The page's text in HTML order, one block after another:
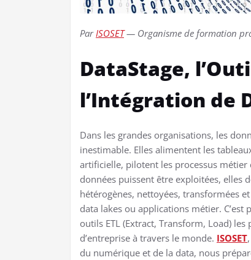
Par ISOSET— Organisme de formation
DataStage,
l’Intégration de
Dans les grandes organisations, les
inestimable. Elles alimentent les
artificielle, pilotent les processus métier
données puissent être exploitées, elles
hétérogènes, nettoyées, transformées
data lakes ou applications métier.
outils ETL (Extract, Transform, Load)
d’entreprise à travers le monde. ISOSET
du numérique et de la data, nous